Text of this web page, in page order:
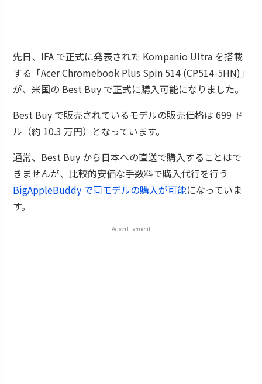
先日、IFA で正式に発表された Kompanio Ultra を搭載
する「Acer Chromebook Plus Spin 514 (CP514-5HN)｣
が、米国の Best Buy で正式に購入可能になりました。
Best Buy で販売されているモデルの販売価格は 699 ド
ル（約 10.3 万円）となっています。
通常、Best Buy から日本への直送で購入することはで
きませんが、比較的安価な手数料で購入代行を行う
BigAppleBuddy で同モデルの購入が可能になっていま
す。
Advertisement